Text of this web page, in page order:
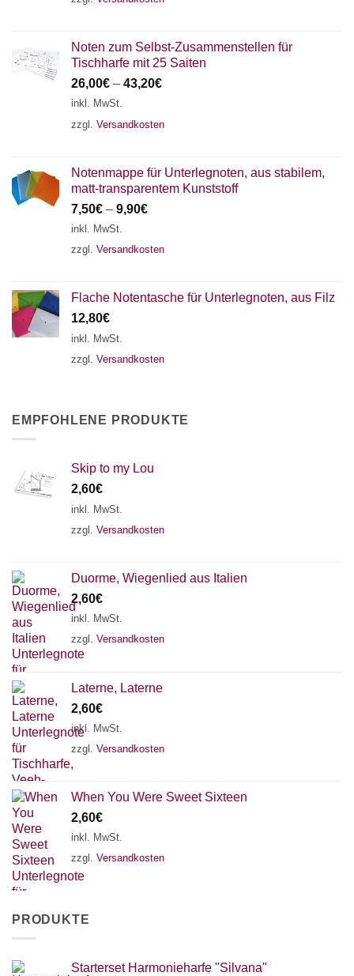
Noten zum Selbst-Zusammenstellen für
Tischharfe mit 25 Saiten
26,00€ – 43,20€
inkl. MwSt.
zzgl. Versandkosten
Notenmappe für Unterlegnoten, aus stabilem,
matt-transparentem Kunststoff
7,50€ – 9,90€
inkl. MwSt.
zzgl. Versandkosten
Flache Notentasche für Unterlegnoten, aus Filz
12,80€
inkl. MwSt.
zzgl. Versandkosten
EMPFOHLENE PRODUKTE
Skip to my Lou
2,60€
inkl. MwSt.
zzgl. Versandkosten
Duorme, Wiegenlied aus Italien
2,60€
inkl. MwSt.
zzgl. Versandkosten
Laterne, Laterne
2,60€
inkl. MwSt.
zzgl. Versandkosten
When You Were Sweet Sixteen
2,60€
inkl. MwSt.
zzgl. Versandkosten
PRODUKTE
Starterset Harmonieharfe "Silvana"